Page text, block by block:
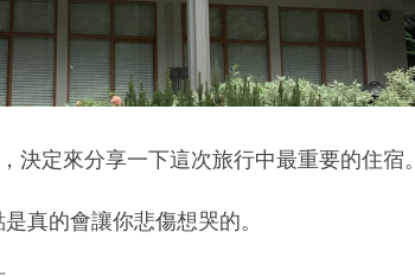
定來分享一下這次旅行中最重要的住宿。
真的會讓你悲傷想哭的。